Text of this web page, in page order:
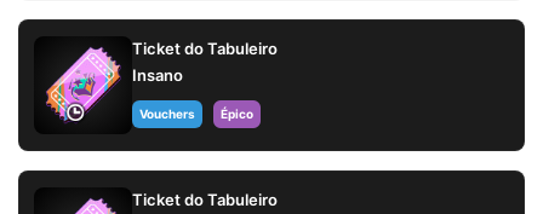
Ticket do Tabuleiro
Insano
Vouchers Épico
Ticket do Tabuleiro